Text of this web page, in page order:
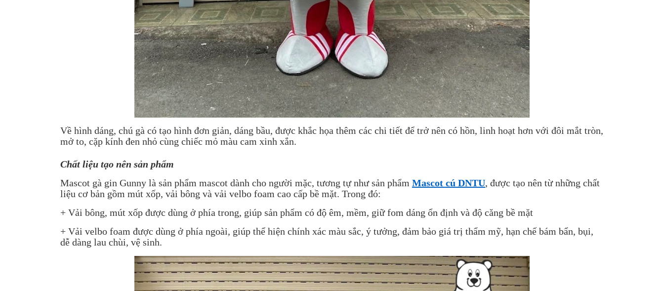
Về hình dáng, chú gà có tạo hình đơn giản, dáng bầu, được khắc họa thêm các chi tiết để trở nên có hồn, linh hoạt hơn với đôi mắt tròn,
mở to, cặp kính đen nhỏ cùng chiếc mỏ màu cam xinh xắn.
Chất liệu tạo nên sản phẩm
Mascot gà gin Gunny là sản phẩm mascot dành cho người mặc, tương tự như sản phẩm Mascot cú DNTU, được tạo nên từ những chất
liệu cơ bản gồm mút xốp, vải bông và vải velbo foam cao cấp bề mặt. Trong đó:
+ Vải bông, mút xốp được dùng ở phía trong, giúp sản phẩm có độ êm, mềm, giữ fom dáng ổn định và độ căng bề mặt
+ Vải velbo foam được dùng ở phía ngoài, giúp thể hiện chính xác màu sắc, ý tưởng, đảm bảo giá trị thẩm mỹ, hạn chế bám bẩn, bụi,
dễ dàng lau chùi, vệ sinh.